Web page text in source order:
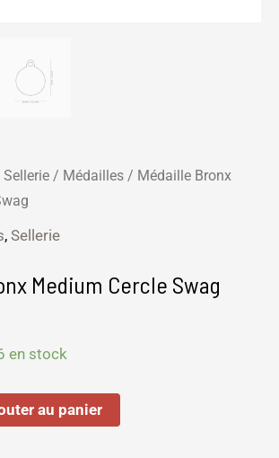
Sellerie / Médailles / Médaille Bronx
, Sellerie
Medium Cercle Swag
en stock
au panier